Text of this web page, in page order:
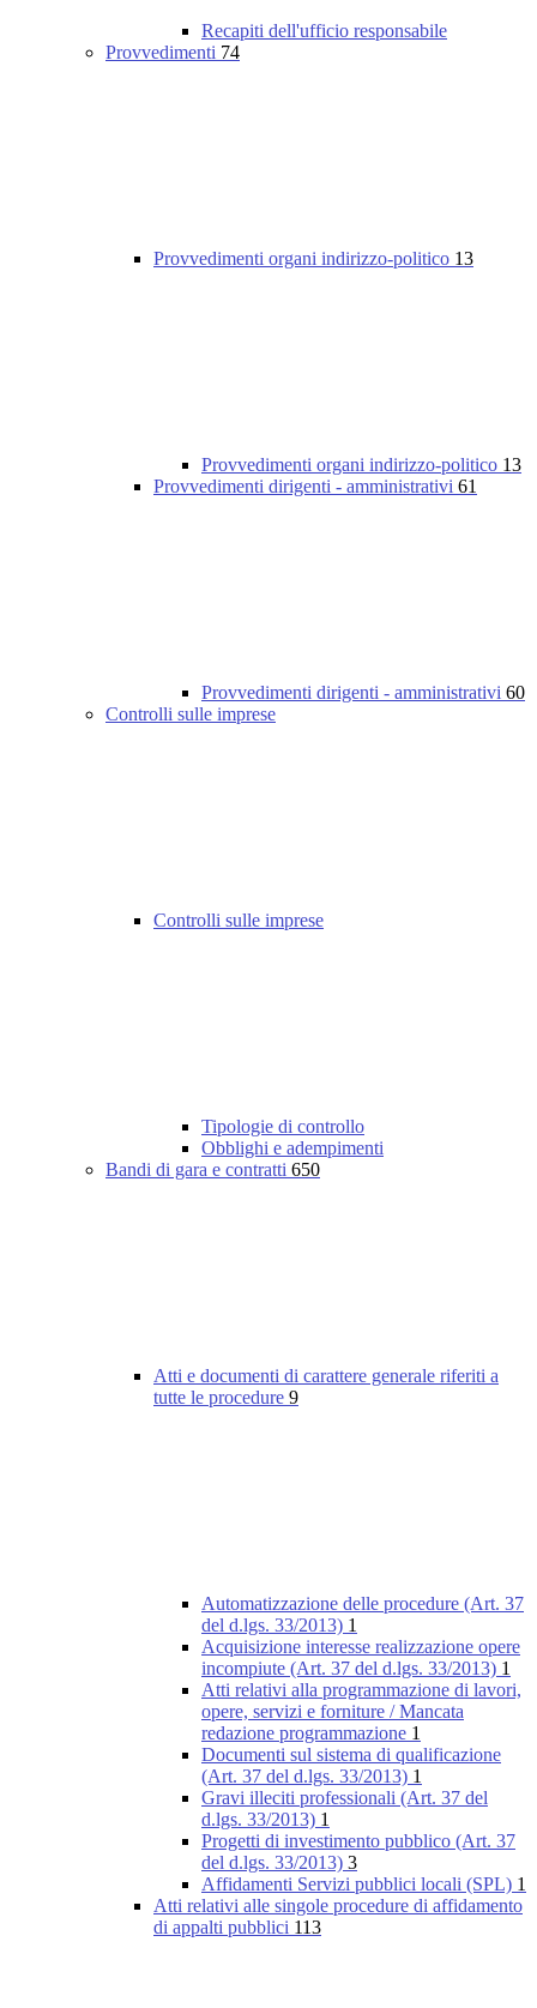
Recapiti dell'ufficio responsabile
Provvedimenti 74
Provvedimenti organi indirizzo-politico 13
Provvedimenti organi indirizzo-politico 13
Provvedimenti dirigenti - amministrativi 61
Provvedimenti dirigenti - amministrativi 60
Controlli sulle imprese
Controlli sulle imprese
Tipologie di controllo
Obblighi e adempimenti
Bandi di gara e contratti 650
Atti e documenti di carattere generale riferiti a
tutte le procedure 9
Automatizzazione delle procedure (Art. 37
del d.lgs. 33/2013) 1
Acquisizione interesse realizzazione opere
incompiute (Art. 37 del d.lgs. 33/2013) 1
Atti relativi alla programmazione di lavori,
opere, servizi e forniture / Mancata
redazione programmazione 1
Documenti sul sistema di qualificazione
(Art. 37 del d.lgs. 33/2013) 1
Gravi illeciti professionali (Art. 37 del
d.lgs. 33/2013) 1
Progetti di investimento pubblico (Art. 37
del d.lgs. 33/2013) 3
Affidamenti Servizi pubblici locali (SPL) 1
Atti relativi alle singole procedure di affidamento
di appalti pubblici 113